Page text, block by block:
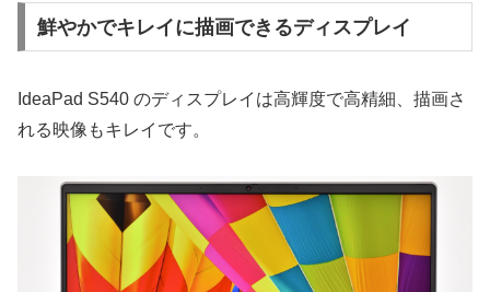
鮮やかでキレイに描画できるディスプレイ
IdeaPad S540 のディスプレイは高輝度で高精細、描画さ
れる映像もキレイです。